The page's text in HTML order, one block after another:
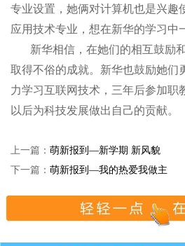
专业设置，她俩对计算机也是兴趣
应用技术专业，想在新华的学习中
新华相信，在她们的相互鼓励
取得不俗的成就。新华也鼓励她们
力学习互联网技术，三年后参加职
以后为科技发展做出自己的贡献。
上一篇： 萌新报到—新学期 新风貌
下一篇： 萌新报到—我的热爱我做主